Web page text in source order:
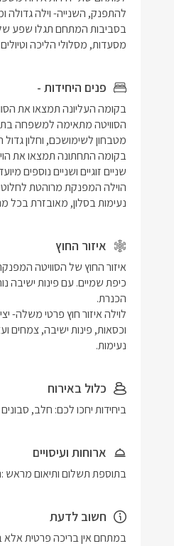
מסעדות, מסלולי הליכה
פנים היחידות -
נעימות בסלון, מאובזרת בכל
איזור החוץ
נעימות.
כלול באירוח
ביחידות יחכו לכם: חלב, סבונים
ארוחות ועיסויים
בתוספת תשלום ותיאום מראש
חשוב לדעת
במתחם אין בריכה פרטית אלא